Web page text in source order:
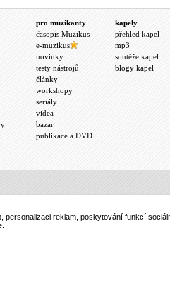
pro muzikanty
časopis Muzikus
e-muzikus
novinky
testy nástrojů
články
workshopy
seriály
videa
bazar
publikace a DVD
kapely
přehled kapel
mp3
soutěže kapel
blogy kapel
personalizaci reklam, poskytování funkcí